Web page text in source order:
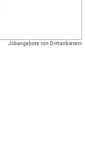
Jobangebote von Drittanbietern